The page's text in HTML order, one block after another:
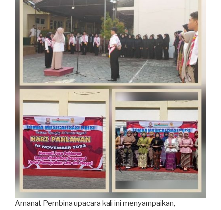
Amanat Pembina upacara kali ini menyampaikan,